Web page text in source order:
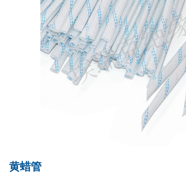
黄蜡管